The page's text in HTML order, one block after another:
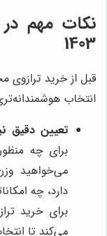
نکات مهم
1403
قبل از خرید ترازوی
انتخاب
تعیین دقیق
برای چه
می‌خواهید
دارد، چه
برای خرید
می‌کند تا